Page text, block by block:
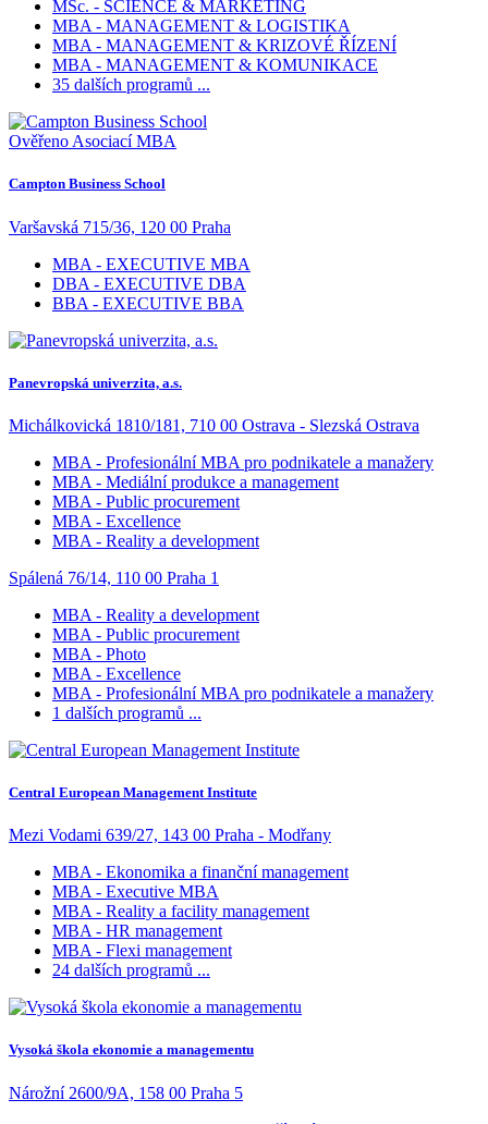
MSc. - SCIENCE & MARKETING
MBA - MANAGEMENT & LOGISTIKA
MBA - MANAGEMENT & KRIZOVÉ ŘÍZENÍ
MBA - MANAGEMENT & KOMUNIKACE
35 dalších programů ...
Ověřeno Asociací MBA
Campton Business School
Varšavská 715/36, 120 00 Praha
MBA - EXECUTIVE MBA
DBA - EXECUTIVE DBA
BBA - EXECUTIVE BBA
Panevropská univerzita, a.s.
Michálkovická 1810/181, 710 00 Ostrava - Slezská Ostrava
MBA - Profesionální MBA pro podnikatele a manažery
MBA - Mediální produkce a management
MBA - Public procurement
MBA - Excellence
MBA - Reality a development
Spálená 76/14, 110 00 Praha 1
MBA - Reality a development
MBA - Public procurement
MBA - Photo
MBA - Excellence
MBA - Profesionální MBA pro podnikatele a manažery
1 dalších programů ...
Central European Management Institute
Mezi Vodami 639/27, 143 00 Praha - Modřany
MBA - Ekonomika a finanční management
MBA - Executive MBA
MBA - Reality a facility management
MBA - HR management
MBA - Flexi management
24 dalších programů ...
Vysoká škola ekonomie a managementu
Nárožní 2600/9A, 158 00 Praha 5